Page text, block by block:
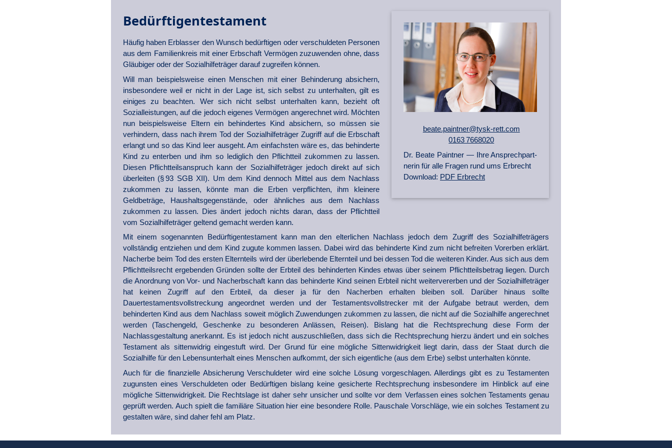
beate.paintner@tysk-rett.com
0163 7668020
Dr. Beate Paintner — Ihre An­sprech­part­
ner­in für alle Fragen rund ums Erbrecht
Download: PDF Erbrecht
Bedürftigentestament
Häufig haben Erblasser den Wunsch bedürftigen oder verschuldeten Personen
aus dem Familienkreis mit einer Erbschaft Vermögen zuzuwenden ohne, dass
Gläubiger oder der Sozialhilfeträger darauf zugreifen können.
Will man beispielsweise einen Menschen mit einer Behinderung absichern,
insbesondere weil er nicht in der Lage ist, sich selbst zu unterhalten, gilt es
einiges zu beachten. Wer sich nicht selbst unterhalten kann, bezieht oft
Sozialleistungen, auf die jedoch eigenes Vermögen angerechnet wird. Möchten
nun beispielsweise Eltern ein behindertes Kind absichern, so müssen sie
verhindern, dass nach ihrem Tod der Sozialhilfeträger Zugriff auf die Erbschaft
erlangt und so das Kind leer ausgeht. Am einfachsten wäre es, das behinderte
Kind zu enterben und ihm so lediglich den Pflichtteil zukommen zu lassen.
Diesen Pflichtteilsanspruch kann der Sozialhilfeträger jedoch direkt auf sich
überleiten (§ 93 SGB XII). Um dem Kind dennoch Mittel aus dem Nachlass
zukommen zu lassen, könnte man die Erben verpflichten, ihm kleinere
Geldbeträge, Haushaltsgegenstände, oder ähnliches aus dem Nachlass
zukommen zu lassen. Dies ändert jedoch nichts daran, dass der Pflichtteil
vom Sozialhilfeträger geltend gemacht werden kann.
Mit einem sogenannten Bedürftigentestament kann man den elterlichen Nachlass jedoch dem Zugriff des Sozialhilfeträgers
vollständig entziehen und dem Kind zugute kommen lassen. Dabei wird das behinderte Kind zum nicht befreiten Vorerben erklärt.
Nacherbe beim Tod des ersten Elternteils wird der überlebende Elternteil und bei dessen Tod die weiteren Kinder. Aus sich aus dem
Pflichtteilsrecht ergebenden Gründen sollte der Erbteil des behinderten Kindes etwas über seinem Pflichtteilsbetrag liegen. Durch
die Anordnung von Vor- und Nacherbschaft kann das behinderte Kind seinen Erbteil nicht weitervererben und der Sozialhilfeträger
hat keinen Zugriff auf den Erbteil, da dieser ja für den Nacherben erhalten bleiben soll. Darüber hinaus sollte
Dauertestamentsvollstreckung angeordnet werden und der Testamentsvollstrecker mit der Aufgabe betraut werden, dem
behinderten Kind aus dem Nachlass soweit möglich Zuwendungen zukommen zu lassen, die nicht auf die Sozialhilfe angerechnet
werden (Taschengeld, Geschenke zu besonderen Anlässen, Reisen). Bislang hat die Rechtsprechung diese Form der
Nachlassgestaltung anerkannt. Es ist jedoch nicht auszuschließen, dass sich die Rechtsprechung hierzu ändert und ein solches
Testament als sittenwidrig eingestuft wird. Der Grund für eine mögliche Sittenwidrigkeit liegt darin, dass der Staat durch die
Sozialhilfe für den Lebensunterhalt eines Menschen aufkommt, der sich eigentliche (aus dem Erbe) selbst unterhalten könnte.
Auch für die finanzielle Absicherung Verschuldeter wird eine solche Lösung vorgeschlagen. Allerdings gibt es zu Testamenten
zugunsten eines Verschuldeten oder Bedürftigen bislang keine gesicherte Rechtsprechung insbesondere im Hinblick auf eine
mögliche Sittenwidrigkeit. Die Rechtslage ist daher sehr unsicher und sollte vor dem Verfassen eines solchen Testaments genau
geprüft werden. Auch spielt die familiäre Situation hier eine besondere Rolle. Pauschale Vorschläge, wie ein solches Testament zu
gestalten wäre, sind daher fehl am Platz.